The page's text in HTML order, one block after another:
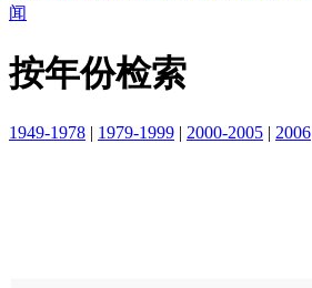
闻
按年份检索
1949-1978 | 1979-1999 | 2000-2005 | 2006